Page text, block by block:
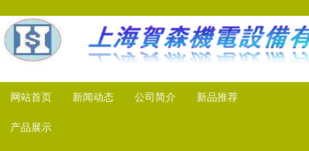
网站首页 新闻动态 公司简介 新品推荐
产品展示